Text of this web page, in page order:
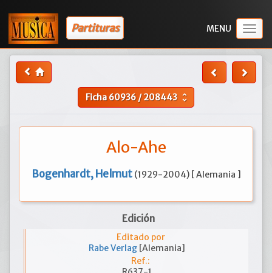
Partituras
Ficha60936/208443 unfold_more
Alo-Ahe
Bogenhardt, Helmut (1929-2004) [ Alemania ]
Edición
Editado por
Rabe Verlag [Alemania]
Ref.: